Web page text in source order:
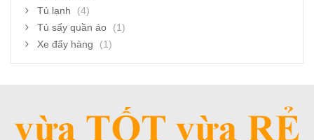
Tủ lạnh
(4)
Tủ sấy quần áo
(1)
Xe đẩy hàng
(1)